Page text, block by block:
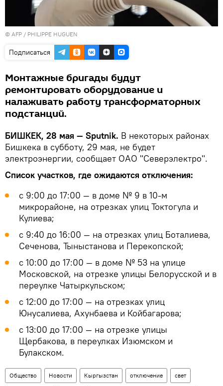
© AFP / PHILIPPE HUGUEN
Подписаться
Монтажные бригады будут
ремонтировать оборудование и
налаживать работу трансформаторных
подстанций.
БИШКЕК, 28 мая — Sputnik. В некоторых районах
Бишкека в субботу, 29 мая, не будет
электроэнергии, сообщает ОАО "Северэлектро".
Список участков, где ожидаются отключения:
с 9:00 до 17:00 — в доме № 9 в 10-м
микрорайоне, на отрезках улиц Токтогула и
Кулиева;
с 9:40 до 16:00 — на отрезках улиц Боталиева,
Сеченова, Тыныстанова и Перекопской;
с 10:00 до 17:00 — в доме № 53 на улице
Московской, на отрезке улицы Белорусской и в
переулке Чатыркульском;
с 12:00 до 17:00 — на отрезках улиц
Юнусалиева, Ахунбаева и Койбагарова;
с 13:00 до 17:00 — на отрезке улицы
Щербакова, в переулках Изюмском и
Булакском.
Общество Новости Кыргызстан отключение свет